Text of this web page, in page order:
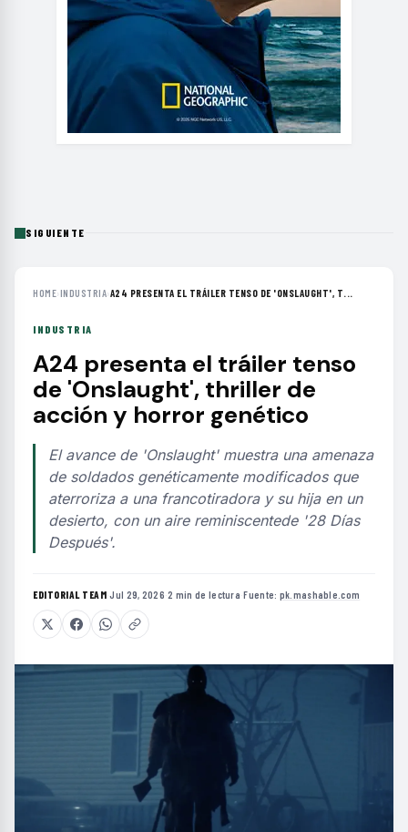
SIGUIENTE
HOME›INDUSTRIA›A24 PRESENTA EL TRÁILER TENSO DE 'ONSLAUGHT', T...
INDUSTRIA
A24 presenta el tráiler tenso
de 'Onslaught', thriller de
acción y horror genético
El avance de 'Onslaught' muestra una amenaza
de soldados genéticamente modificados que
aterroriza a una francotiradora y su hija en un
desierto, con un aire reminiscentede '28 Días
Después'.
EDITORIAL TEAM·Jul 29, 2026·2 min de lectura·Fuente: pk.mashable.com